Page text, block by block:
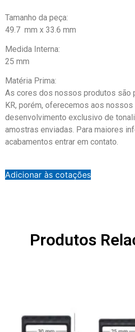
Tamanho da peça:
49.7 mm x 33.6 mm
Medida Interna:
25 mm
Matéria Prima:
As cores dos nossos produtos são
KR, porém, oferecemos aos
desenvolvimento exclusivo de
amostras enviadas. Para maiores
acabamentos entrar em contato.
Adicionar às cotações
Produtos